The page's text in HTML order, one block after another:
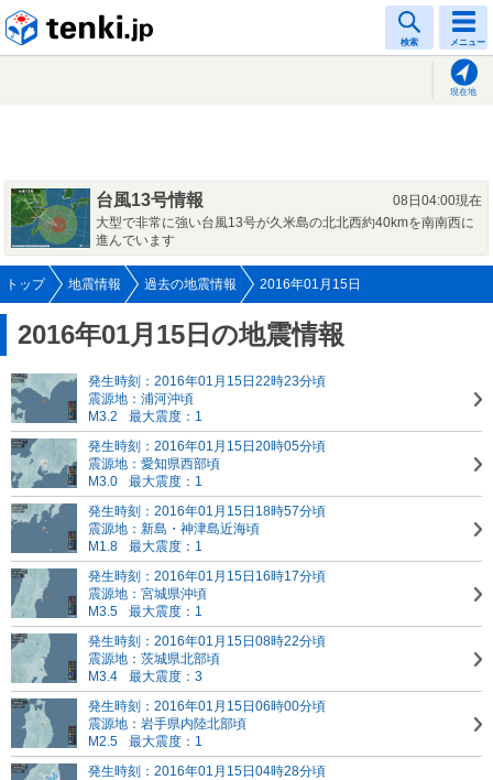
検索 メニュー
現在地
台風13号情報
08日04:00現在
大型で非常に強い台風13号が久米島の北北西約40kmを南南西に
進んでいます
トップ 地震情報 過去の地震情報 2016年01月15日
2016年01月15日の地震情報
発生時刻：2016年01月15日22時23分頃
震源地：浦河沖頃
M3.2
最大震度：1
発生時刻：2016年01月15日20時05分頃
震源地：愛知県西部頃
M3.0
最大震度：1
発生時刻：2016年01月15日18時57分頃
震源地：新島・神津島近海頃
M1.8
最大震度：1
発生時刻：2016年01月15日16時17分頃
震源地：宮城県沖頃
M3.5
最大震度：1
発生時刻：2016年01月15日08時22分頃
震源地：茨城県北部頃
M3.4
最大震度：3
発生時刻：2016年01月15日06時00分頃
震源地：岩手県内陸北部頃
M2.5
最大震度：1
発生時刻：2016年01月15日04時28分頃